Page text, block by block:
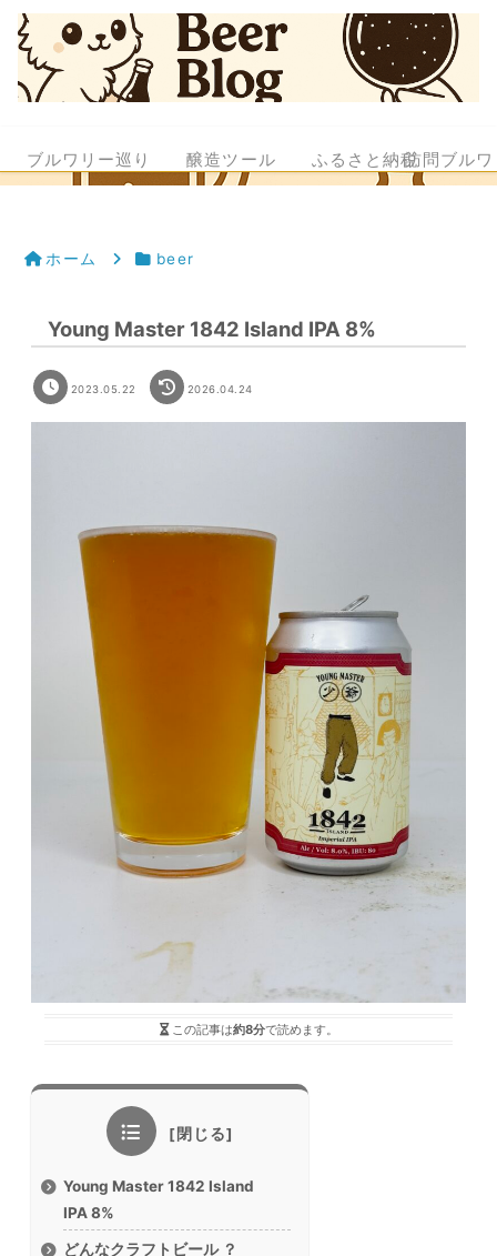
ブルワリー巡り 醸造ツール ふるさと納税訪問ブル
ホーム beer
Young Master 1842 Island IPA 8%
2023.05.22 2026.04.24
この記事は約8分で読めます。
Young Master 1842 Island
IPA 8%
どんなクラフトビール ？